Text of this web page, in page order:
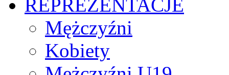
REPREZENTACJE
Mężczyźni
Kobiety